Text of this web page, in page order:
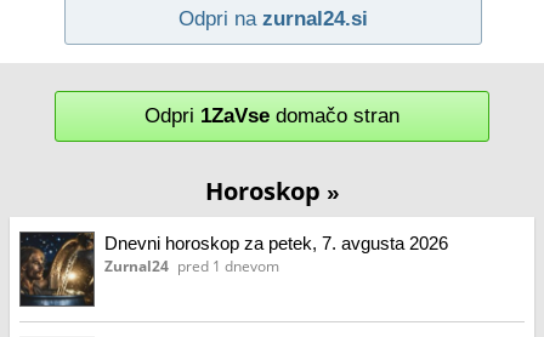
Odpri na zurnal24.si
Odpri 1ZaVse domačo stran
Horoskop »
Dnevni horoskop za petek, 7. avgusta 2026
Zurnal24 pred 1 dnevom